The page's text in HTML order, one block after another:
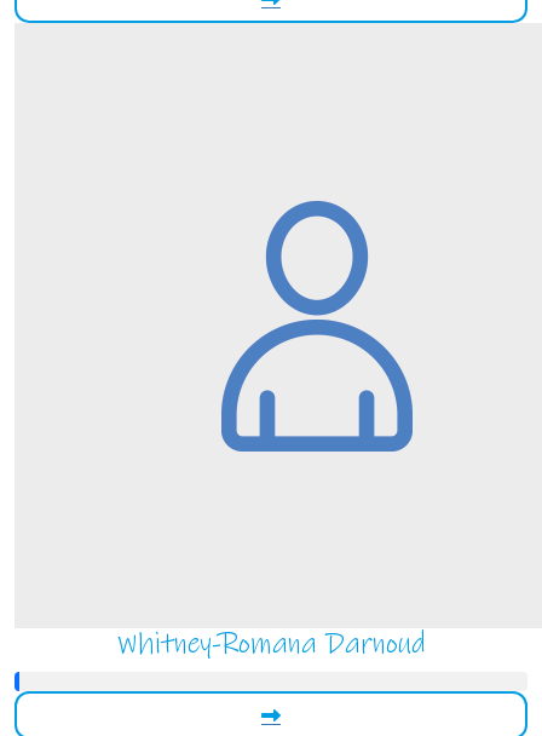
Whitney-Romana Darnoud